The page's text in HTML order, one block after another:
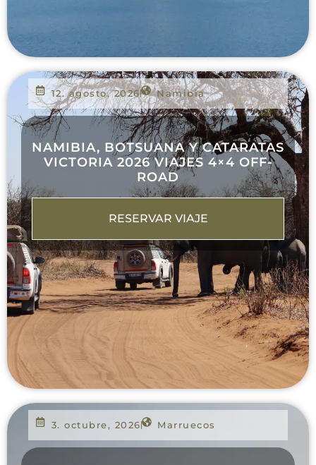
12. agosto, 2026 Namibia
NAMIBIA, BOTSUANA Y CATARATAS
VICTORIA 2026 VIAJES 4×4 OFF-
ROAD
RESERVAR VIAJE
3. octubre, 2026 Marruecos